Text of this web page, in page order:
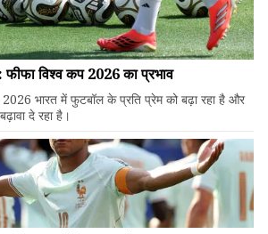
विश्व कप 2026 का प्रभाव
भारत में फुटबॉल के प्रति प्रेम को बढ़ा रहा है और
दे रहा है।